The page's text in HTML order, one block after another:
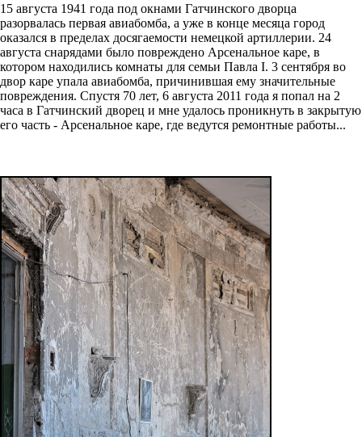
15 августа 1941 года под окнами Гатчинского дворца
разорвалась первая авиабомба, а уже в конце месяца город
оказался в пределах досягаемости немецкой артиллерии. 24
августа снарядами было повреждено Арсенальное каре, в
котором находились комнаты для семьи Павла I. 3 сентября во
двор каре упала авиабомба, причинившая ему значительные
повреждения. Спустя 70 лет, 6 августа 2011 года я попал на 2
часа в Гатчинский дворец и мне удалось проникнуть в закрытую
его часть - Арсенальное каре, где ведутся ремонтные работы...